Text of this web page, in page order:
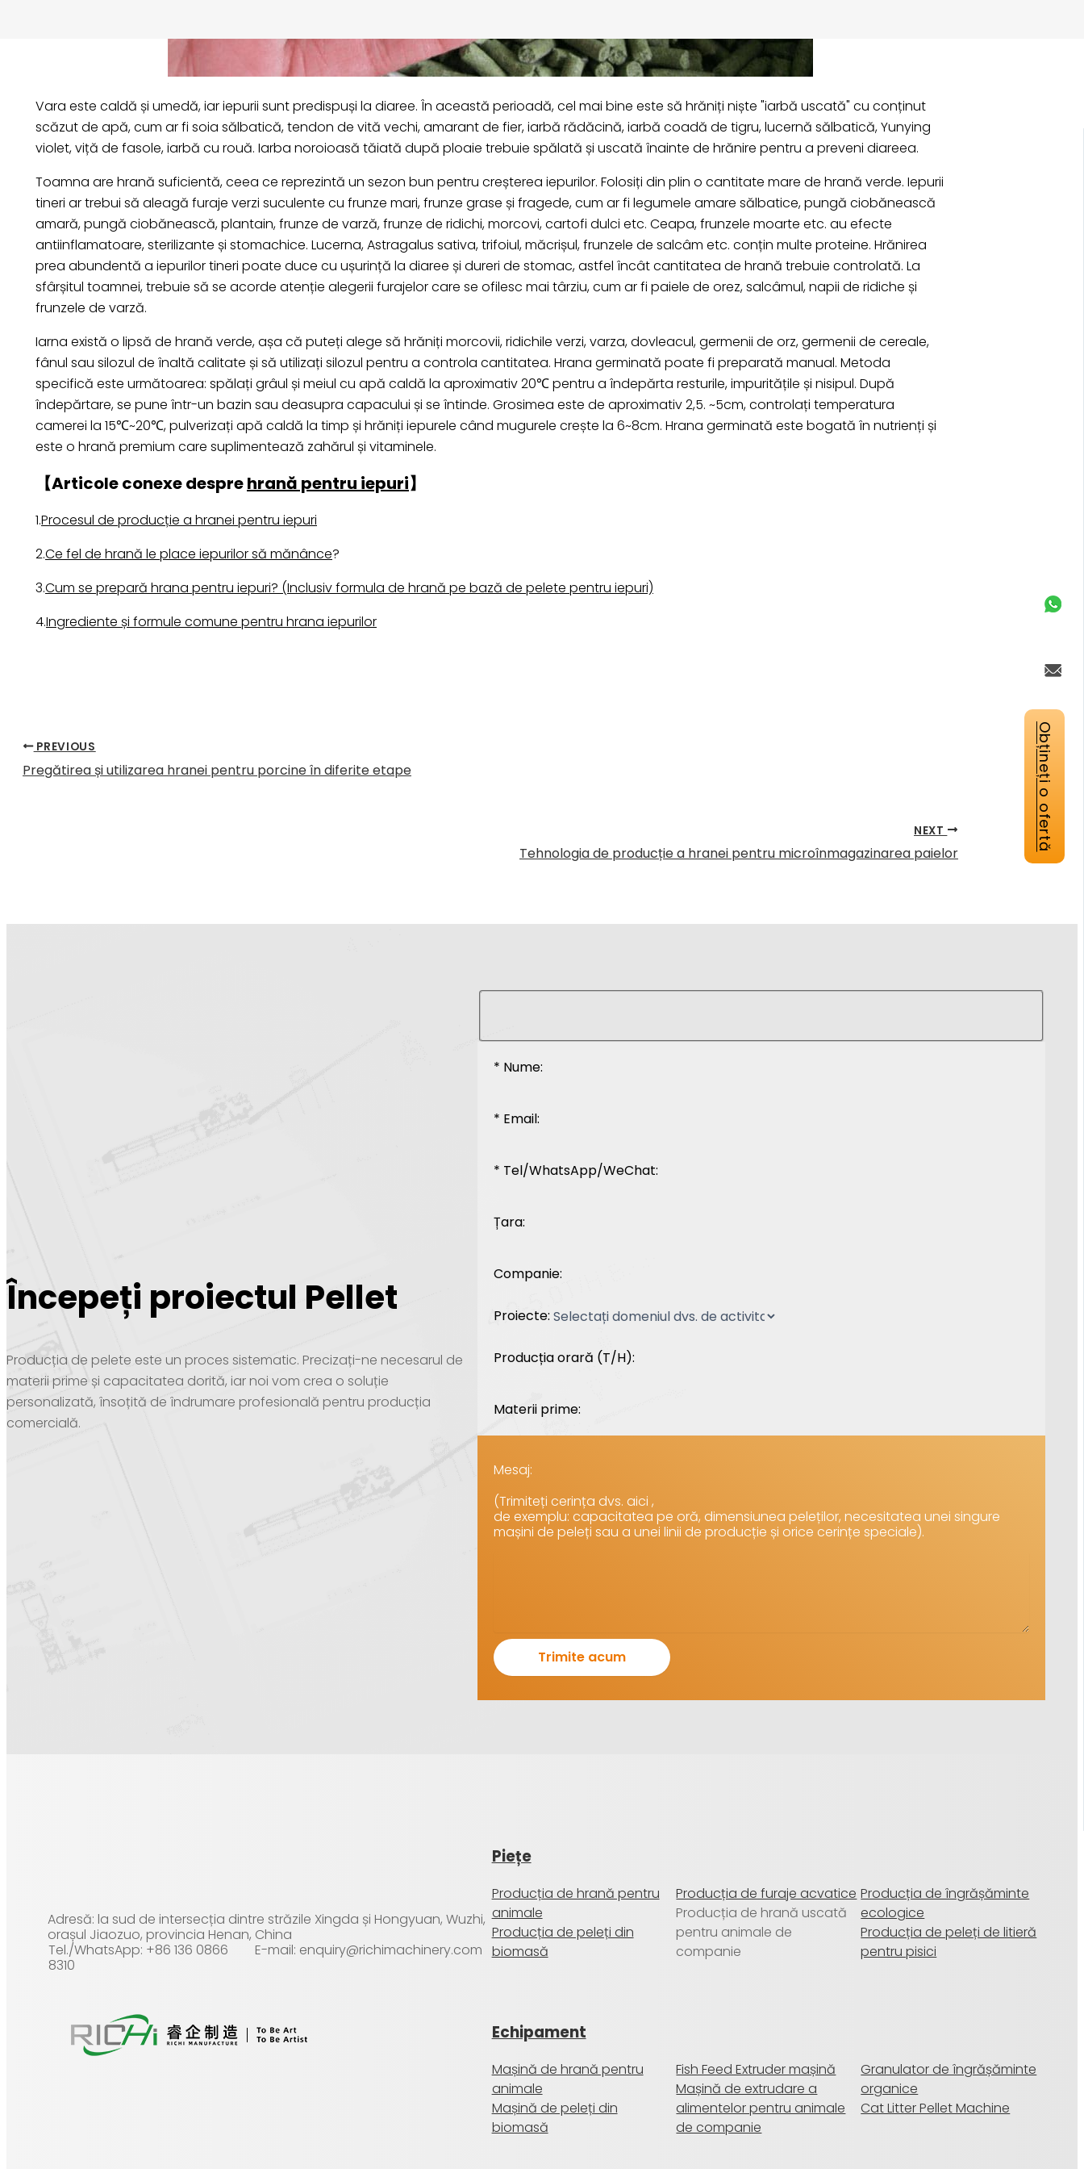
Vara este caldă și umedă, iar iepurii sunt predispuși la diaree. În această perioadă, cel mai bine este să hrăniți niște "iarbă uscată" cu conținut
scăzut de apă, cum ar fi soia sălbatică, tendon de vită vechi, amarant de fier, iarbă rădăcină, iarbă coadă de tigru, lucernă sălbatică, Yunying
violet, viță de fasole, iarbă cu rouă. Iarba noroioasă tăiată după ploaie trebuie spălată și uscată înainte de hrănire pentru a preveni diareea.
Toamna are hrană suficientă, ceea ce reprezintă un sezon bun pentru creșterea iepurilor. Folosiți din plin o cantitate mare de hrană verde. Iepurii
tineri ar trebui să aleagă furaje verzi suculente cu frunze mari, frunze grase și fragede, cum ar fi legumele amare sălbatice, pungă ciobănească
amară, pungă ciobănească, plantain, frunze de varză, frunze de ridichi, morcovi, cartofi dulci etc. Ceapa, frunzele moarte etc. au efecte
antiinflamatoare, sterilizante și stomachice. Lucerna, Astragalus sativa, trifoiul, măcrișul, frunzele de salcâm etc. conțin multe proteine. Hrănirea
prea abundentă a iepurilor tineri poate duce cu ușurință la diaree și dureri de stomac, astfel încât cantitatea de hrană trebuie controlată. La
sfârșitul toamnei, trebuie să se acorde atenție alegerii furajelor care se ofilesc mai târziu, cum ar fi paiele de orez, salcâmul, napii de ridiche și
frunzele de varză.
Iarna există o lipsă de hrană verde, așa că puteți alege să hrăniți morcovii, ridichile verzi, varza, dovleacul, germenii de orz, germenii de cereale,
fânul sau silozul de înaltă calitate și să utilizați silozul pentru a controla cantitatea. Hrana germinată poate fi preparată manual. Metoda
specifică este următoarea: spălați grâul și meiul cu apă caldă la aproximativ 20℃ pentru a îndepărta resturile, impuritățile și nisipul. După
îndepărtare, se pune într-un bazin sau deasupra capacului și se întinde. Grosimea este de aproximativ 2,5. ~5cm, controlați temperatura
camerei la 15℃~20℃, pulverizați apă caldă la timp și hrăniți iepurele când mugurele crește la 6~8cm. Hrana germinată este bogată în nutrienți și
este o hrană premium care suplimentează zahărul și vitaminele.
【Articole conexe desprehrană pentru iepuri】
1.Procesul de producție a hranei pentru iepuri
2.Ce fel de hrană le place iepurilor să mănânce?
3.Cum se prepară hrana pentru iepuri? (Inclusiv formula de hrană pe bază de pelete pentru iepuri)
4.Ingrediente și formule comune pentru hrana iepurilor
PREVIOUS
Pregătirea și utilizarea hranei pentru porcine în diferite etape
NEXT
Tehnologia de producție a hranei pentru microînmagazinarea paielor
Începeți proiectul Pellet
Producția de pelete este un proces sistematic. Precizați-ne necesarul de
materii prime și capacitatea dorită, iar noi vom crea o soluție
personalizată, însoțită de îndrumare profesională pentru producția
comercială.
* Nume:
* Email:
* Tel/WhatsApp/WeChat:
Țara:
Companie:
Proiecte:
Producția orară (T/H):
Materii prime:
Mesaj:
(Trimiteți cerința dvs. aici ,
de exemplu: capacitatea pe oră, dimensiunea peleților, necesitatea unei singure
mașini de peleți sau a unei linii de producție și orice cerințe speciale).
Adresă: la sud de intersecția dintre străzile Xingda și Hongyuan, Wuzhi,
orașul Jiaozuo, provincia Henan, China
Tel./WhatsApp: +86 136 0866
8310
E-mail: enquiry@richimachinery.com
Piețe
Producția de hrană pentru
animale
Producția de peleți din
biomasă
Producția de furaje acvatice
Producția de hrană uscată
pentru animale de
companie
Producția de îngrășăminte
ecologice
Producția de peleți de litieră
pentru pisici
Echipament
Mașină de hrană pentru
animale
Mașină de peleți din
biomasă
Fish Feed Extruder mașină
Mașină de extrudare a
alimentelor pentru animale
de companie
Granulator de îngrășăminte
organice
Cat Litter Pellet Machine
Obțineți o ofertă